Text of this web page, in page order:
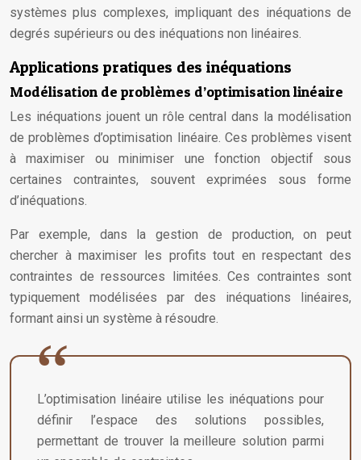
systèmes plus complexes, impliquant des inéquations de
degrés supérieurs ou des inéquations non linéaires.
Applications pratiques des inéquations
Modélisation de problèmes d’optimisation linéaire
Les inéquations jouent un rôle central dans la modélisation
de problèmes d’optimisation linéaire. Ces problèmes visent
à maximiser ou minimiser une fonction objectif sous
certaines contraintes, souvent exprimées sous forme
d’inéquations.
Par exemple, dans la gestion de production, on peut
chercher à maximiser les profits tout en respectant des
contraintes de ressources limitées. Ces contraintes sont
typiquement modélisées par des inéquations linéaires,
formant ainsi un système à résoudre.
L’optimisation linéaire utilise les inéquations pour
définir l’espace des solutions possibles,
permettant de trouver la meilleure solution parmi